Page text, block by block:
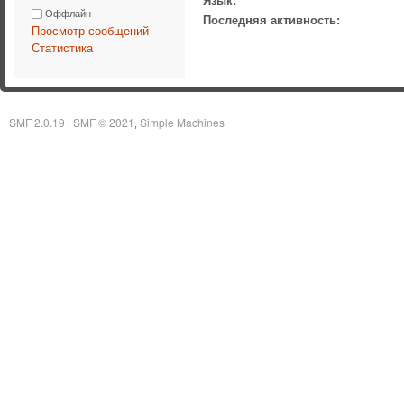
Оффлайн
Просмотр сообщений
Статистика
Последняя активность:
SMF 2.0.19 | SMF © 2021 Simple Machines